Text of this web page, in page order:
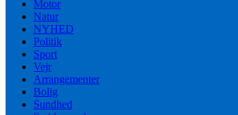
Motor
Natur
NYHED
Politik
Sport
Vejr
Arrangementer
Bolig
Sundhed